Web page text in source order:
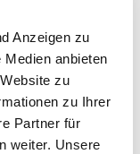
Anzeigen zu
anbieten
zu
zu Ihrer
Partner für
weiter. Unsere